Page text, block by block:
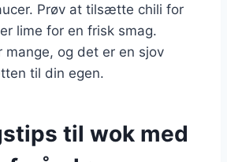
Prøv at tilsætte chili for
lime for en frisk smag.
mange, og det er en sjov
til din egen.
til wok med